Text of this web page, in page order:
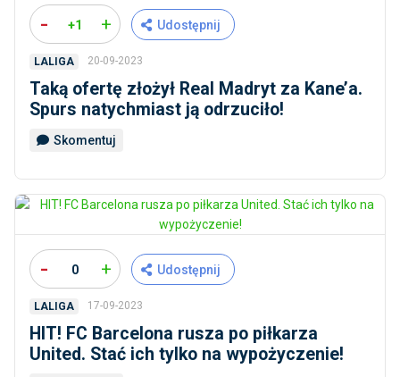
- +1 + Udostępnij
LALIGA 20-09-2023
Taką ofertę złożył Real Madryt za Kane’a.
Spurs natychmiast ją odrzuciło!
Skomentuj
- 0 + Udostępnij
LALIGA 17-09-2023
HIT! FC Barcelona rusza po piłkarza
United. Stać ich tylko na wypożyczenie!